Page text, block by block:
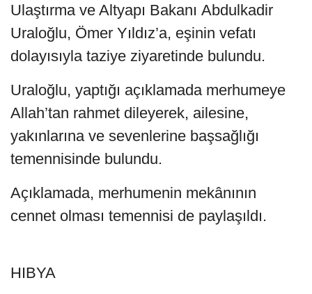
Ulaştırma ve Altyapı Bakanı Abdulkadir
Uraloğlu, Ömer Yıldız’a, eşinin vefatı
dolayısıyla taziye ziyaretinde bulundu.
Uraloğlu, yaptığı açıklamada merhumeye
Allah’tan rahmet dileyerek, ailesine,
yakınlarına ve sevenlerine başsağlığı
temennisinde bulundu.
Açıklamada, merhumenin mekânının
cennet olması temennisi de paylaşıldı.
HIBYA